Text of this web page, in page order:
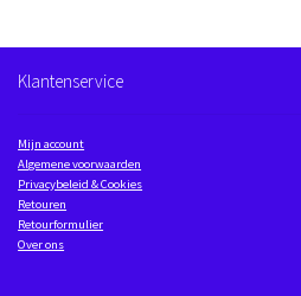
Klantenservice
Mijn account
Algemene voorwaarden
Privacybeleid & Cookies
Retouren
Retourformulier
Over ons